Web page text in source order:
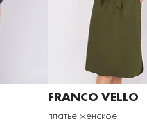
FRANCO VELLO
платье женское